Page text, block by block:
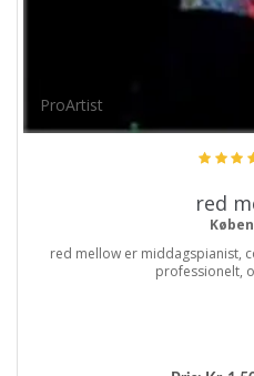
ProArtist
red
red mellow er middagspianist,
professionelt,